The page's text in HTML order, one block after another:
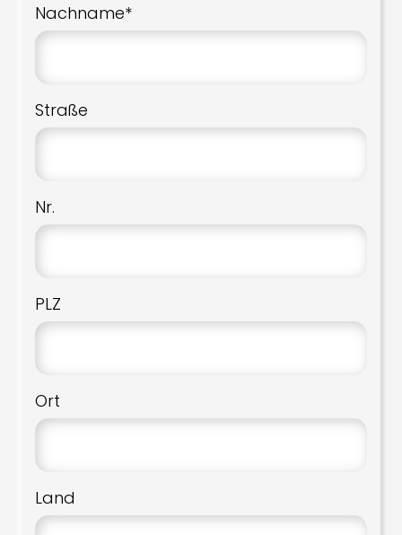
Nachname*
Straße
Nr.
PLZ
Ort
Land